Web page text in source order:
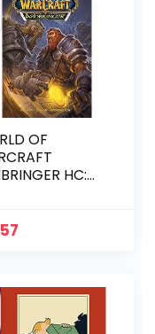
OF
HC: